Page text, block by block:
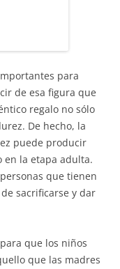
para
de esa figura que
regalo no sólo
De hecho, la
puede producir
en la etapa adulta.
que tienen
sacrificarse y dar
que los niños
que las madres